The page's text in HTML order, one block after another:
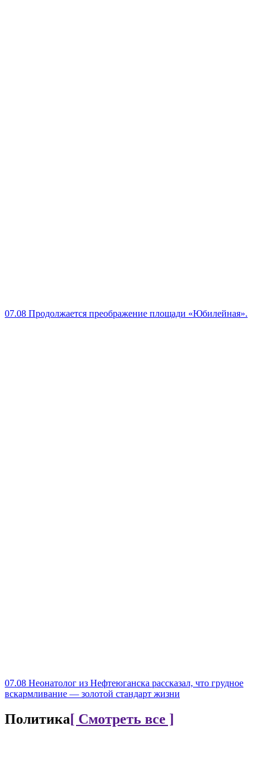
07.08 Продолжается преображение площади «Юбилейная».
07.08 Неонатолог из Нефтеюганска рассказал, что грудное
вскармливание — золотой стандарт жизни
Политика[ Смотреть все ]